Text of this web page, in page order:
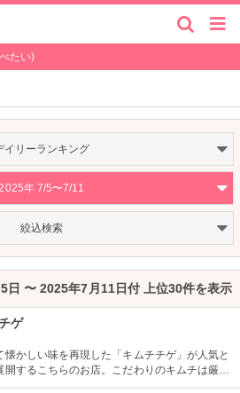
たい)
イリーランキング
年 7/5〜7/11
絞込検索
日 〜 2025年7月11日付 上位30件を表示
ゲ
懐かしい味を再現した「キムチチゲ」が人気と
開するこちらのお店。こだわりのキムチは厳選
し熟成させており、独特の酸味が特徴。即席キ